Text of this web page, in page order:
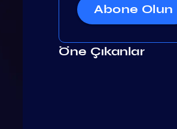
Abone Olun
Öne Çıkanlar